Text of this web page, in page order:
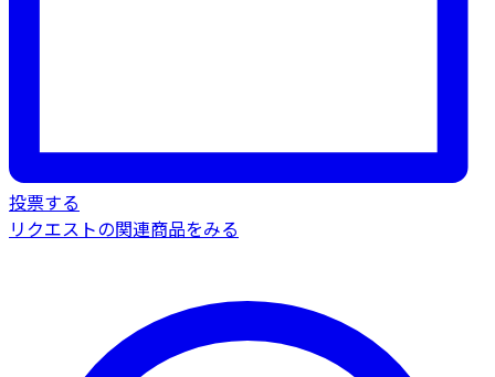
投票する
リクエストの関連商品をみる